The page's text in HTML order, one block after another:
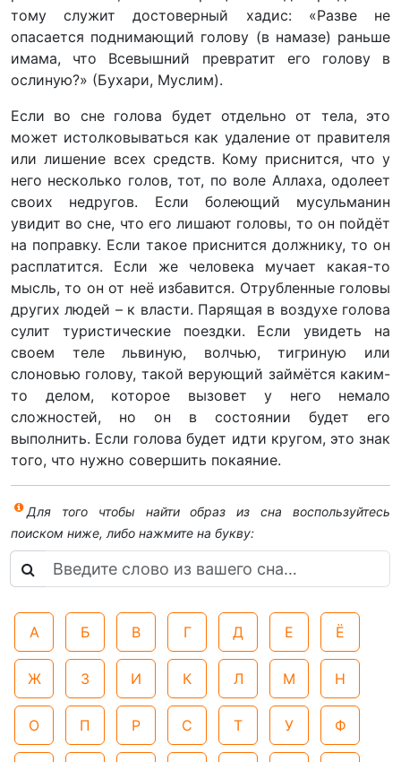
тому служит достоверный хадис: «Разве не
опасается поднимающий голову (в намазе) раньше
имама, что Всевышний превратит его голову в
ослиную?» (Бухари, Муслим).
Если во сне голова будет отдельно от тела, это
может истолковываться как удаление от правителя
или лишение всех средств. Кому приснится, что у
него несколько голов, тот, по воле Аллаха, одолеет
своих недругов. Если болеющий мусульманин
увидит во сне, что его лишают головы, то он пойдёт
на поправку. Если такое приснится должнику, то он
расплатится. Если же человека мучает какая-то
мысль, то он от неё избавится. Отрубленные головы
других людей – к власти. Парящая в воздухе голова
сулит туристические поездки. Если увидеть на
своем теле львиную, волчью, тигриную или
слоновью голову, такой верующий займётся каким-
то делом, которое вызовет у него немало
сложностей, но он в состоянии будет его
выполнить. Если голова будет идти кругом, это знак
того, что нужно совершить покаяние.
Для того чтобы найти образ из сна воспользуйтесь
поиском ниже, либо нажмите на букву:
А Б В Г Д Е Ё
Ж З И К Л М Н
О П Р С Т У Ф